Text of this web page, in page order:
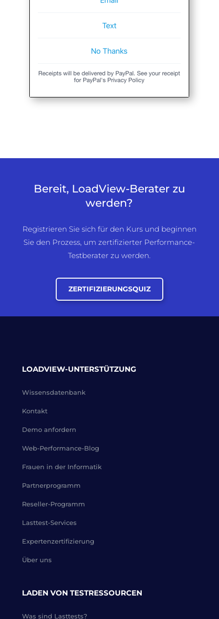
Bereit, LoadView-Berater zu
werden?
Registrieren Sie sich für den Kurs und beginnen
Sie den Prozess, um zertifizierter Performance-
Testberater zu werden.
ZERTIFIZIERUNGSQUIZ
LOADVIEW-UNTERSTÜTZUNG
Wissensdatenbank
Kontakt
Demo anfordern
Web-Performance-Blog
Frauen in der Informatik
Partnerprogramm
Reseller-Programm
Lasttest-Services
Expertenzertifizierung
Über uns
LADEN VON TESTRESSOURCEN
Was sind Lasttests?